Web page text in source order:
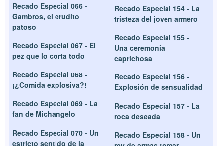
Recado Especial 066 -
Gambros, el erudito
patoso
Recado Especial 067 - El
pez que lo corta todo
Recado Especial 068 -
¡¿Comida explosiva?!
Recado Especial 069 - La
fan de Michangelo
Recado Especial 070 - Un
estricto sentido de la
Recado Especial 154 - La
tristeza del joven armero
Recado Especial 155 -
Una ceremonia
caprichosa
Recado Especial 156 -
Explosión de sensualidad
Recado Especial 157 - La
roca deseada
Recado Especial 158 - Un